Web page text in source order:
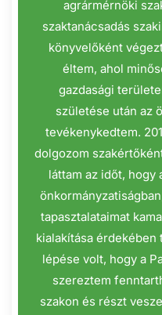
agrármérnöki
szaktanácsadás
könyvelőként
éltem, ahol
gazdasági
születése után az
tevékenykedtem.
dolgozom
láttam az időt, hogy
tapasztalataimat
kialakítása
lépése volt, hogy a
szereztem
szakon és részt